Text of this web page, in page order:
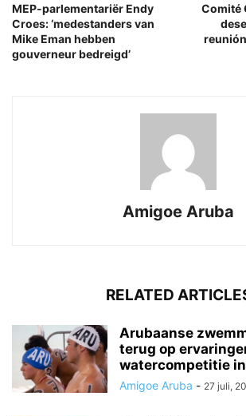
MEP-parlementariër Endy
Croes: ‘medestanders van
Mike Eman hebben
gouverneur bedreigd’
Comité
Amigoe Aruba
RELATED
Arubaanse
terug op
watercompetitie
Amigoe Aruba - 27 juli,